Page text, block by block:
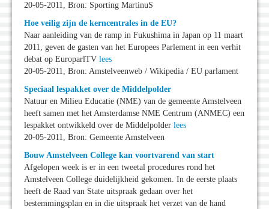
20-05-2011, Bron: Sporting MartinuS
Hoe veilig zijn de kerncentrales in de EU?
Naar aanleiding van de ramp in Fukushima in Japan op 11 maart
2011, geven de gasten van het Europees Parlement in een verhit
debat op EuroparlTV lees
20-05-2011, Bron: Amstelveenweb / Wikipedia / EU parlament
Speciaal lespakket over de Middelpolder
Natuur en Milieu Educatie (NME) van de gemeente Amstelveen
heeft samen met het Amsterdamse NME Centrum (ANMEC) een
lespakket ontwikkeld over de Middelpolder lees
20-05-2011, Bron: Gemeente Amstelveen
Bouw Amstelveen College kan voortvarend van start
Afgelopen week is er in een tweetal procedures rond het
Amstelveen College duidelijkheid gekomen. In de eerste plaats
heeft de Raad van State uitspraak gedaan over het
bestemmingsplan en in die uitspraak het verzet van de hand